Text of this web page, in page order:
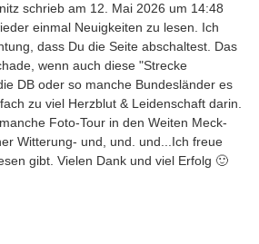
schrieb am 12. Mai 2026 um 14:48
einmal Neuigkeiten zu lesen. Ich
dass Du die Seite abschaltest. Das
wenn auch diese "Strecke
DB oder so manche Bundesländer es
zu viel Herzblut & Leidenschaft darin.
Foto-Tour in den Weiten Meck-
Witterung- und, und. und...Ich freue
gibt. Vielen Dank und viel Erfolg 🙂